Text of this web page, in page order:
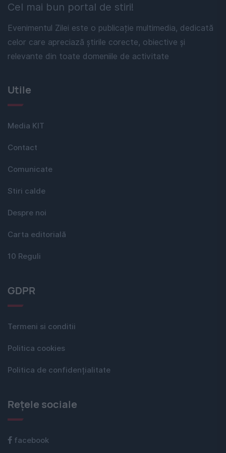
Cel mai bun portal de stiri!
Evenimentul Zilei este o publicație multimedia, dedicată
celor care apreciază știrile corecte, obiective și
relevante din toate domeniile de activitate
Utile
Media KIT
Contact
Comunicate
Stiri calde
Despre noi
Carta editorială
10 Reguli
GDPR
Termeni si conditii
Politica cookies
Politica de confidențialitate
Rețele sociale
facebook